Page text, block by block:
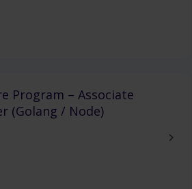
Program – Associate
(Golang / Node)